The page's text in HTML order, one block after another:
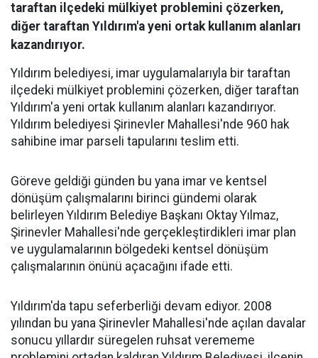
taraftan ilçedeki mülkiyet problemini çözerken,
diğer taraftan Yıldırım'a yeni ortak kullanım alanları
kazandırıyor.
Yıldırım belediyesi, imar uygulamalarıyla bir taraftan
ilçedeki mülkiyet problemini çözerken, diğer taraftan
Yıldırım'a yeni ortak kullanım alanları kazandırıyor.
Yıldırım belediyesi Şirinevler Mahallesi'nde 960 hak
sahibine imar parseli tapularını teslim etti.
Göreve geldiği günden bu yana imar ve kentsel
dönüşüm çalışmalarını birinci gündemi olarak
belirleyen Yıldırım Belediye Başkanı Oktay Yılmaz,
Şirinevler Mahallesi'nde gerçekleştirdikleri imar plan
ve uygulamalarının bölgedeki kentsel dönüşüm
çalışmalarının önünü açacağını ifade etti.
Yıldırım'da tapu seferberliği devam ediyor. 2008
yılından bu yana Şirinevler Mahallesi'nde açılan davalar
sonucu yıllardır süregelen ruhsat verememe